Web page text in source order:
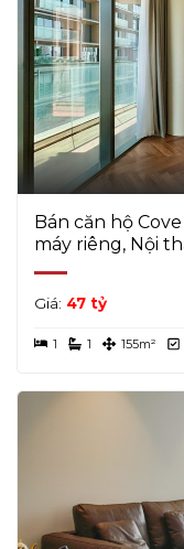
Bán căn hộ
máy riêng, Nội
Giá: 47 tỷ
1 1 155m²